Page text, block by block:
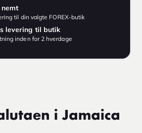
til din valgte FOREX-butik
levering til butik
inden for 2 hverdage
i Jamaica